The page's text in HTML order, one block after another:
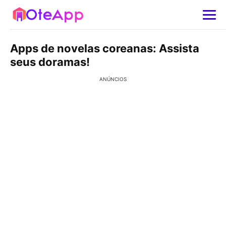
Apps de novelas coreanas: Assista
seus doramas!
ANÚNCIOS